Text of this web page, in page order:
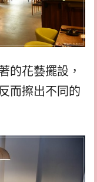
的花藝擺設，
而擦出不同的